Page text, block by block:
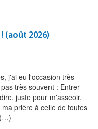
(août 2026)
j'ai eu l'occasion très
très souvent : Entrer
juste pour m'asseoir,
prière à celle de toutes